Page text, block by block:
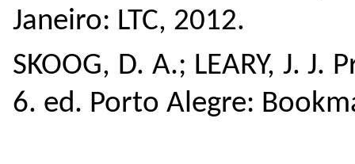
Janeiro: LTC, 2012.
SKOOG, D. A.; LEARY, J.
6. ed. Porto Alegre: